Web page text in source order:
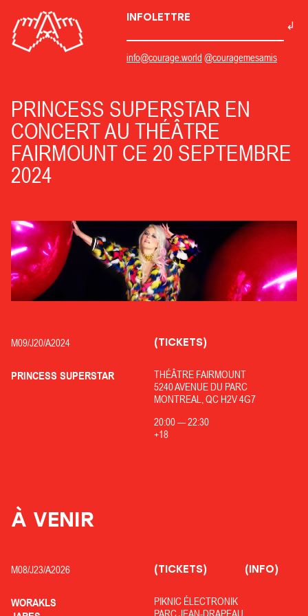
INFOLETTRE
info@courage.world @couragemesamis
PRINCESS SUPERSTAR EN
CONCERT AU THÉÂTRE
FAIRMOUNT CE 20 SEPTEMBRE
2024
M09/J20/A2024
PRINCESS SUPERSTAR
THÉÂTRE FAIRMOUNT
5240 AVENUE DU PARC
MONTREAL, QC H2V 4G7
20:00—22:30
+18
(TICKETS)
À VENIR
M08/J23/A2026
WORAKLS
PIKNIC ÉLECTRONIK
PARC JEAN-DRAPEAU
(TICKETS) (INFO)